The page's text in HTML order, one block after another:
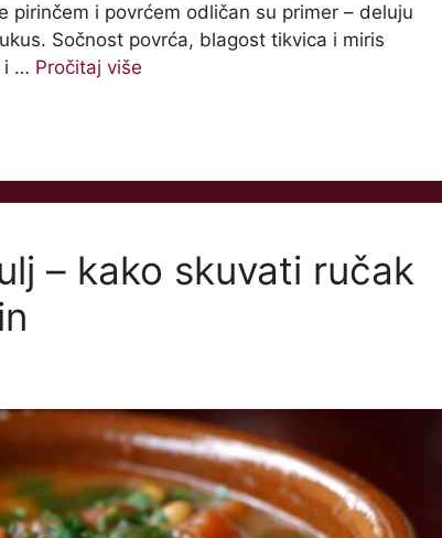
pirinčem i povrćem odličan su primer – deluju
Sočnost povrća, blagost tikvica i miris
i … Pročitaj više
– kako skuvati ručak